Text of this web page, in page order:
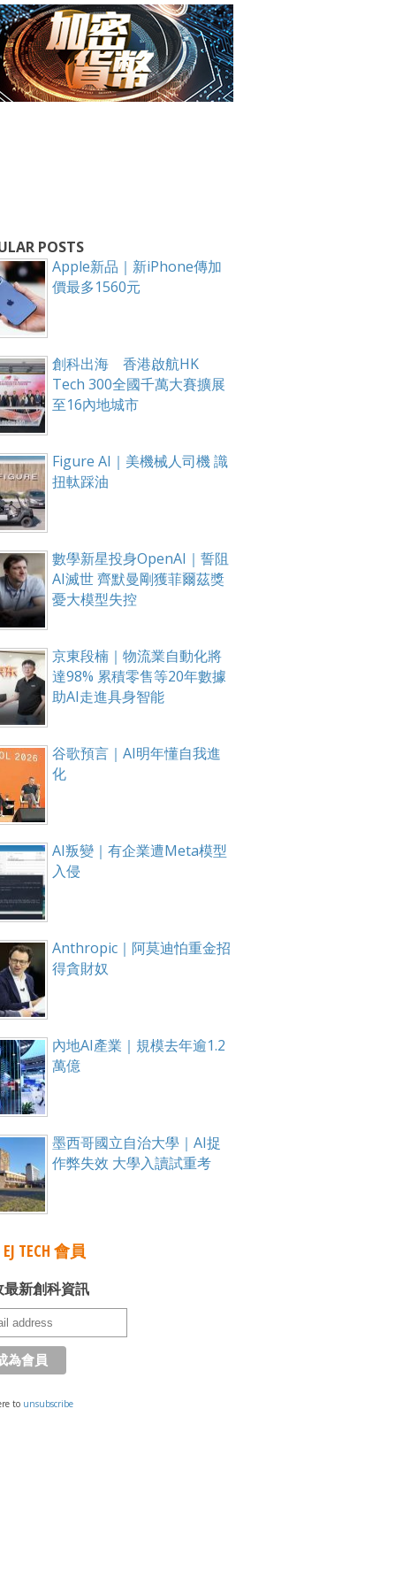
POSTS
Apple新品｜新iPhone傳加
價最多1560元
創科出海 香港啟航HK
Tech 300全國千萬大賽擴展
至16內地城市
Figure AI｜美機械人司機 識
扭軚踩油
數學新星投身OpenAI｜誓阻
AI滅世 齊默曼剛獲菲爾茲獎
憂大模型失控
京東段楠｜物流業自動化將
達98% 累積零售等20年數據
助AI走進具身智能
谷歌預言｜AI明年懂自我進
化
AI叛變｜有企業遭Meta模型
入侵
Anthropic｜阿莫迪怕重金招
得貪財奴
內地AI產業｜規模去年逾1.2
萬億
墨西哥國立自治大學｜AI捉
作弊失效 大學入讀試重考
TECH 會員
最新創科資訊
to unsubscribe
！